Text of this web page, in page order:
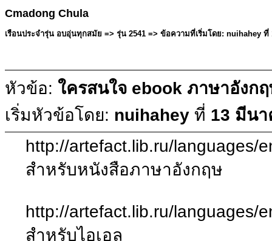
Cmadong Chula
เรือนประจำรุ่น อบอุ่นทุกสมัย => รุ่น 2541 => ข้อความที่เริ่มโดย: nuihahey ที่
หัวข้อ: ใครสนใจ ebook ภาษาอังก
เริ่มหัวข้อโดย: nuihahey ที่ 13 มีนา
http://artefact.lib.ru/languages/
สำหรับหนังสือภาษาอังกฤษ
http://artefact.lib.ru/languages/
สำหรับไอเอล